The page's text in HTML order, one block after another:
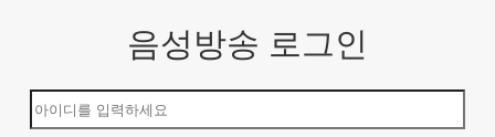
음성방송 로그인